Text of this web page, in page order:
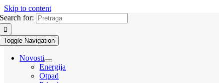
Skip to content
Search for:
Toggle Navigation
Novosti
Energija
Otpad